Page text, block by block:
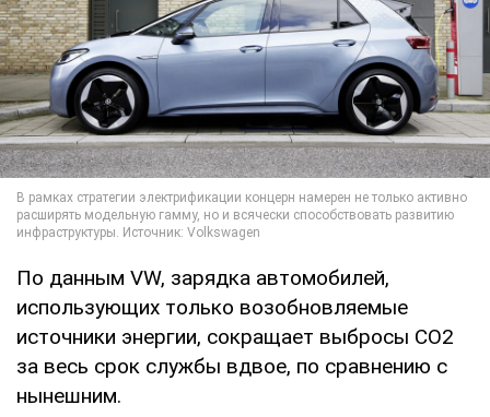
По данным VW, зарядка автомобилей,
использующих только возобновляемые
источники энергии, сокращает выбросы CO2
за весь срок службы вдвое, по сравнению с
нынешним.